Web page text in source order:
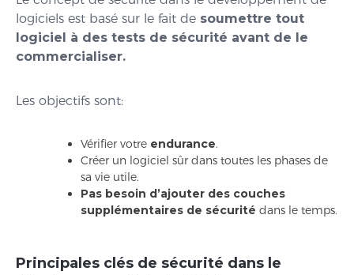
logiciels est basé sur le fait de soumettre tout
logiciel à des tests de sécurité avant de le
commercialiser.
Les objectifs sont:
Vérifier votre endurance.
Créer un logiciel sûr dans toutes les phases de
sa vie utile.
Pas besoin d’ajouter des couches
supplémentaires de sécurité dans le temps.
Principales clés de sécurité dans le